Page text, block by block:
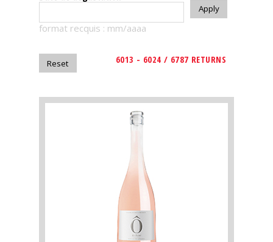
magazine
Magazine
format recquis : mm/aaaa
6013 - 6024 / 6787 RETURNS